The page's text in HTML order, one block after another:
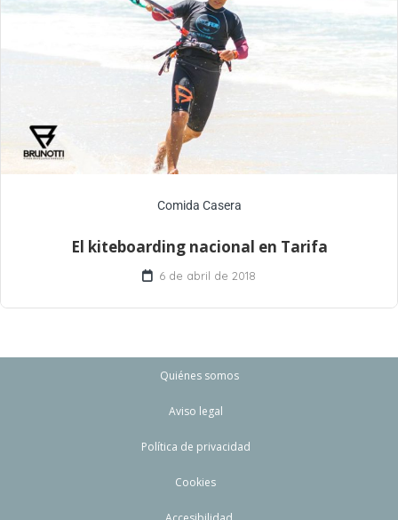
Comida Casera
El kiteboarding nacional en Tarifa
6 de abril de 2018
Quiénes somos
Aviso legal
Política de privacidad
Cookies